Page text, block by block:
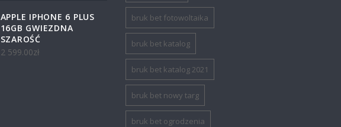
APPLE IPHONE 6 PLUS
16GB GWIEZDNA
SZAROŚĆ
2 599.00zł
bruk bet fotowoltaika
bruk bet katalog
bruk bet katalog 2021
bruk bet nowy targ
bruk bet ogrodzenia